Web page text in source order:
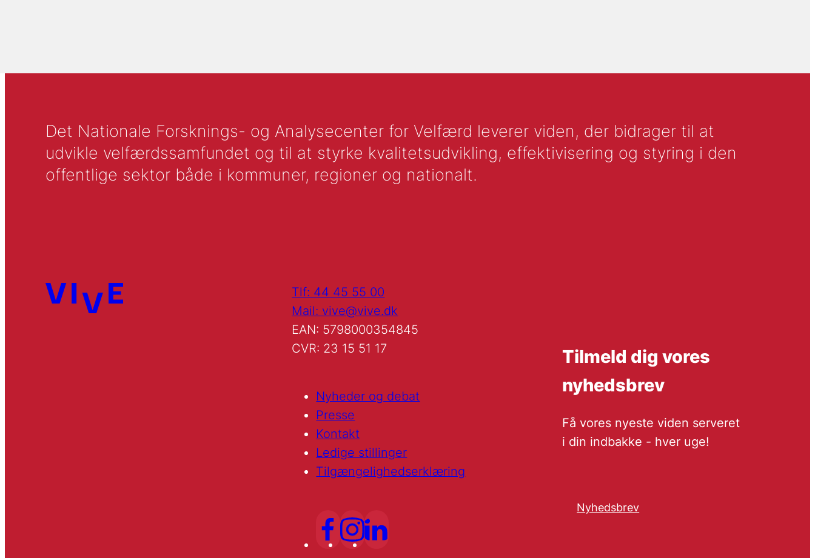
Det Nationale Forsknings- og Analysecenter for Velfærd leverer viden, der bidrager til at
udvikle velfærdssamfundet og til at styrke kvalitetsudvikling, effektivisering og styring i den
offentlige sektor både i kommuner, regioner og nationalt.
Tlf: 44 45 55 00
Mail: vive@vive.dk
EAN: 5798000354845
CVR: 23 15 51 17
Nyheder og debat
Presse
Kontakt
Ledige stillinger
Tilgængelighedserklæring
Tilmeld dig vores
nyhedsbrev
Få vores nyeste viden serveret
i din indbakke - hver uge!
Nyhedsbrev